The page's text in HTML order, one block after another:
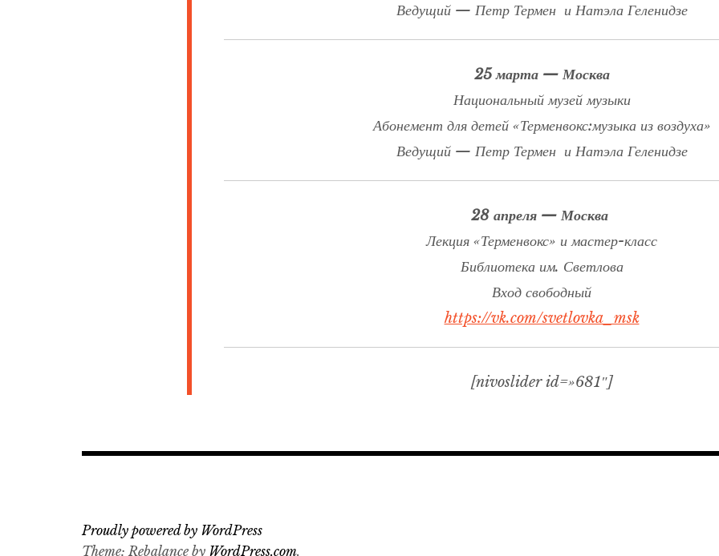
Ведущий — Петр Термен и Натэла Геленидзе
25 марта — Москва
Национальный музей музыки
Абонемент для детей «Терменвокс:музыка из воздуха»
Ведущий — Петр Термен и Натэла Геленидзе
28 апреля — Москва
Лекция «Терменвокс» и мастер-класс
Библиотека им. Светлова
Вход свободный
https://vk.com/svetlovka_msk
[nivoslider id=»681″]
Proudly powered by WordPress
Theme: Rebalance by WordPress.com.